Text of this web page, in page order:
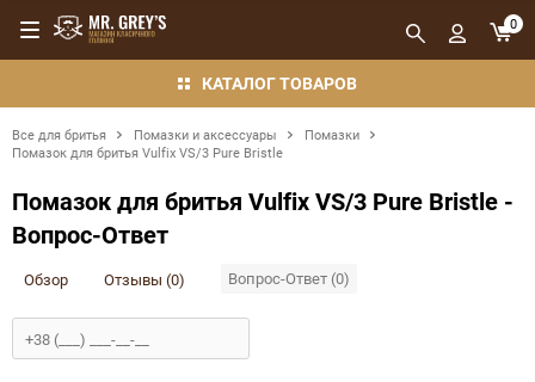
КАТАЛОГ ТОВАРОВ
0
Все для бритья Помазки и аксессуары
Помазки
Помазок для бритья Vulfix VS/3 Pure Bristle
Помазок для бритья Vulfix VS/3 Pure Bristle -
Вопрос-Ответ
Обзор Отзывы (0) Вопрос-Ответ (0)